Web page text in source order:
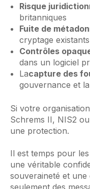
Risque
britanniques
Fuite de
cryptage existants
Contrôles
dans un logiciel
Lacapture des
gouvernance et
Si votre
Schrems II, NIS2
une protection.
Il est temps pour
une véritable
souveraineté et